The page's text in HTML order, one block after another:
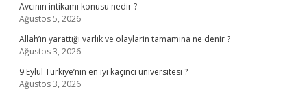
Avcının intikamı konusu nedir ?
Ağustos 5, 2026
Allah’ın yarattığı varlık ve olaylarin tamamına ne denir ?
Ağustos 3, 2026
9 Eylül Türkiye’nin en iyi kaçıncı üniversitesi ?
Ağustos 3, 2026